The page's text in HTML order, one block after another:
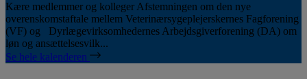
Kære medlemmer og kolleger Afstemningen om den nye
overenskomstaftale mellem Veterinærsygeplejerskernes Fagforening
(VF) og Dyrlægevirksomhedernes Arbejdsgiverforening (DA) om
løn og ansættelsesvilk...
Se hele kalenderen